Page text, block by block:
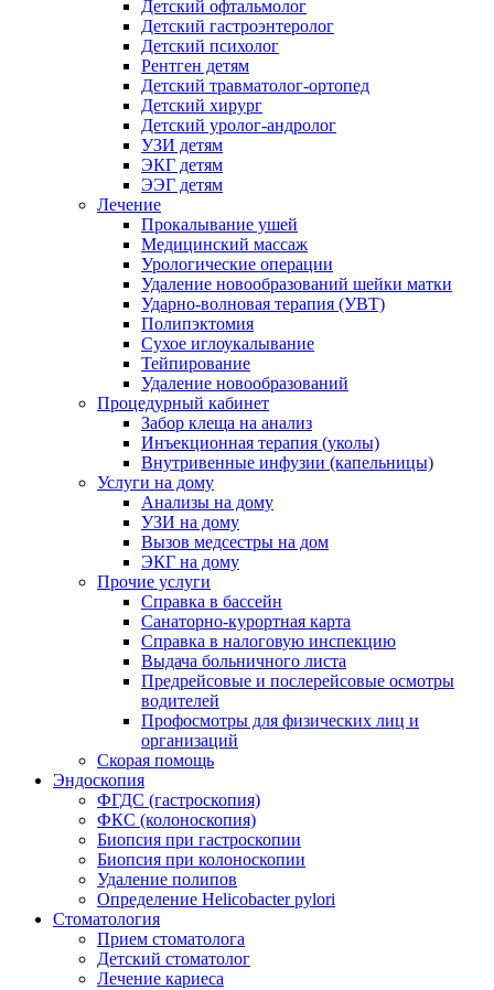
Детский офтальмолог
Детский гастроэнтеролог
Детский психолог
Рентген детям
Детский травматолог-ортопед
Детский хирург
Детский уролог-андролог
УЗИ детям
ЭКГ детям
ЭЭГ детям
Лечение
Прокалывание ушей
Медицинский массаж
Урологические операции
Удаление новообразований шейки матки
Ударно-волновая терапия (УВТ)
Полипэктомия
Сухое иглоукалывание
Тейпирование
Удаление новообразований
Процедурный кабинет
Забор клеща на анализ
Инъекционная терапия (уколы)
Внутривенные инфузии (капельницы)
Услуги на дому
Анализы на дому
УЗИ на дому
Вызов медсестры на дом
ЭКГ на дому
Прочие услуги
Справка в бассейн
Санаторно-курортная карта
Справка в налоговую инспекцию
Выдача больничного листа
Предрейсовые и послерейсовые осмотры
водителей
Профосмотры для физических лиц и
организаций
Скорая помощь
Эндоскопия
ФГДС (гастроскопия)
ФКС (колоноскопия)
Биопсия при гастроскопии
Биопсия при колоноскопии
Удаление полипов
Определение Helicobacter pylori
Стоматология
Прием стоматолога
Детский стоматолог
Лечение кариеса